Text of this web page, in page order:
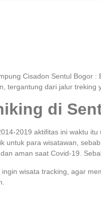
Cisadon Sentul Bogor
tergantung dari jalur
di
2019 aktifitas ini waktu
untuk para wisatawan,
aman saat Covid-19.
ingin wisata tracking, agar